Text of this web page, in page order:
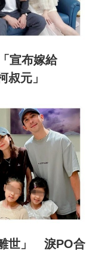
宣布嫁給
元」
世」 淚PO合